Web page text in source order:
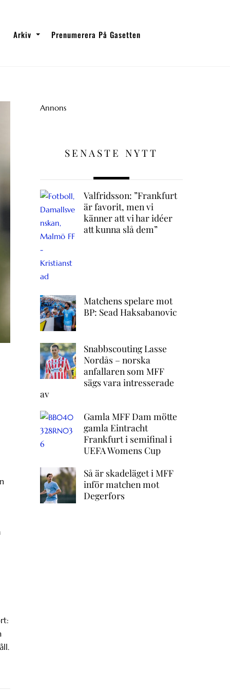
Arkiv Prenumerera På Gasetten
Annons
SENASTE NYTT
Valfridsson: ”Frankfurt
är favorit, men vi
känner att vi har idéer
att kunna slå dem”
Matchens spelare mot
BP: Sead Haksabanovic
Snabbscouting Lasse
Nordås – norska
anfallaren som MFF
sägs vara intresserade
av
Gamla MFF Dam mötte
gamla Eintracht
Frankfurt i semifinal i
UEFA Womens Cup
Så är skadeläget i MFF
inför matchen mot
Degerfors